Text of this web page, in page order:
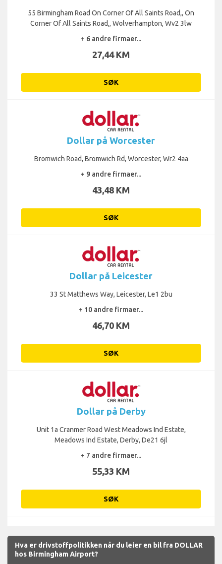
55 Birmingham Road On Corner Of All Saints Road,, On
Corner Of All Saints Road,, Wolverhampton, Wv2 3lw
+ 6 andre firmaer...
27,44 KM
SØK
Dollar på Worcester
Bromwich Road, Bromwich Rd, Worcester, Wr2 4aa
+ 9 andre firmaer...
43,48 KM
SØK
Dollar på Leicester
33 St Matthews Way, Leicester, Le1 2bu
+ 10 andre firmaer...
46,70 KM
SØK
Dollar på Derby
Unit 1a Cranmer Road West Meadows Ind Estate,
Meadows Ind Estate, Derby, De21 6jl
+ 7 andre firmaer...
55,33 KM
SØK
Hva er drivstoffpolitikken når du leier en bil fra DOLLAR
hos Birmingham Airport?